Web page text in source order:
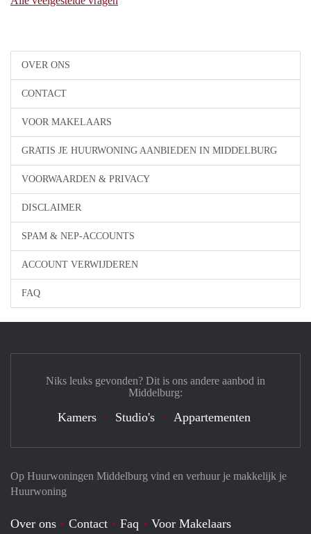
OVER ONS
CONTACT
VOOR MAKELAARS
GRATIS JE HUURWONING AANBIEDEN IN MIDDELBURG
VOORWAARDEN & PRIVACY
DISCLAIMER
SPAM & NEP-ACCOUNTS
ACCOUNT VERWIJDEREN
FAQ
Op Huurwoningen Middelburg vind en verhuur je makkelijk je
Huurwoning
Over ons Contact Faq Voor Makelaars
Niks leuks gevonden? Dit is ons andere aanbod in
Middelburg:
Kamers Studio's Appartementen